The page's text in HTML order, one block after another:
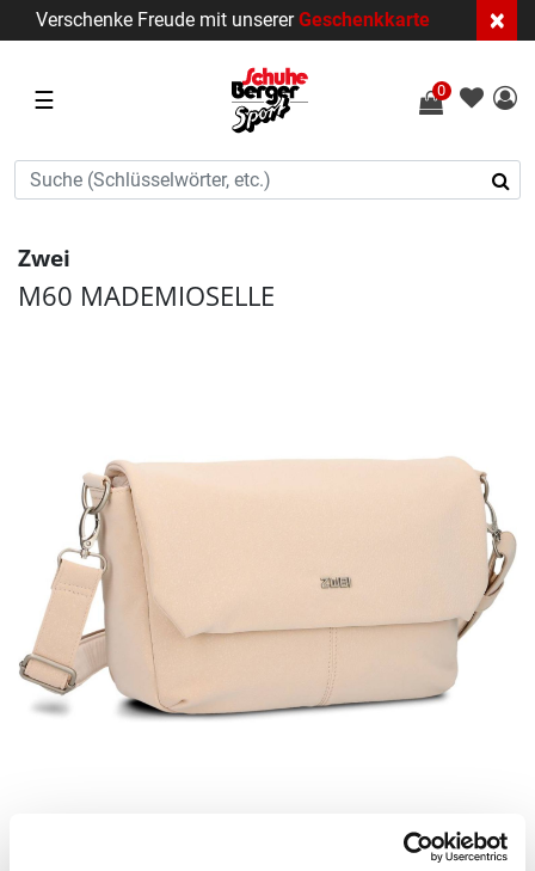
Verschenke Freude mit unsererGeschenkkarte ×
☰ 0
Zwei
M60 MADEMIOSELLE